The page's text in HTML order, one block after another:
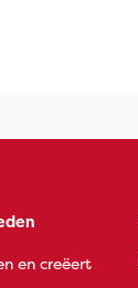
en creëert